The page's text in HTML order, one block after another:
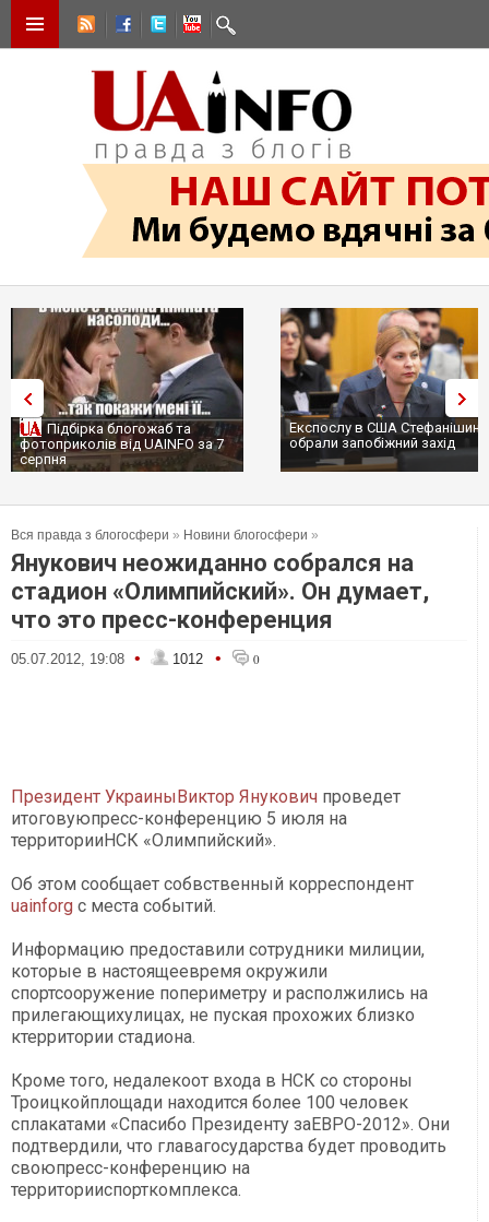
Підбірка блогожаб та
фотоприколів від UAINFO за 7
серпня
Експослу в США
обрали запобіжний захід
Вся правда з блогосфери » Новини блогосфери »
Янукович неожиданно собрался на
стадион «Олимпийский». Он думает,
что это пресс-конференция
05.07.2012, 19:08 • 1012 • 0
Президент УкраиныВиктор Янукович проведет
итоговуюпресс-конференцию 5 июля на
территорииНСК «Олимпийский».
Об этом сообщает собвственный корреспондент
uainforg с места событий.
Информацию предоставили сотрудники милиции,
которые в настоящеевремя окружили
спортсооружение попериметру и располжились на
прилегающихулицах, не пуская прохожих близко
ктерритории стадиона.
Кроме того, недалекоот входа в НСК со стороны
Троицкойплощади находится более 100 человек
сплакатами «Спасибо Президенту заЕВРО-2012». Они
подтвердили, что главагосударства будет проводить
своюпресс-конференцию на
территорииспорткомплекса.